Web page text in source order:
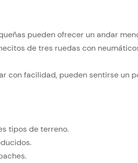
pueden ofrecer un andar
de tres ruedas con
con facilidad, pueden sentirse un
tipos de terreno.